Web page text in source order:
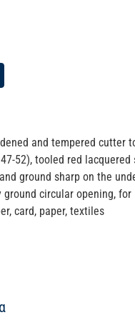
and tempered cutter
52), tooled red lacquered
ground sharp on the
ground circular opening, for
card, paper, textiles